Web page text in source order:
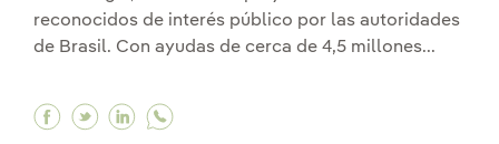
reconocidos de interés público por las autoridades
de Brasil. Con ayudas de cerca de 4,5 millones...
Facebook El Instituto Neoenergia transforma
Twitter El Instituto Neoenergia
Linkedin El Instituto Neoenergia